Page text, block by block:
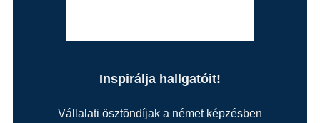
Inspirálja hallgatóit!
Vállalati ösztöndíjak a német képzésben